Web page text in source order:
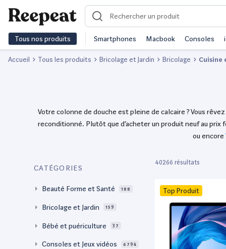
Tous nos produits Smartphones Macbook Consoles
Accueil Tous les produits Bricolage et Jardin Bricolage Cuisine
Votre colonne de douche est pleine de calcaire ? Vous
reconditionné. Plutôt que d’acheter un produit neuf au
ou encore
CATÉGORIES
Beauté Forme et Santé 188
Bricolage et Jardin 159
Bébé et puériculture 37
Consoles et Jeux vidéos 6794
40266 résultats
Top Produit